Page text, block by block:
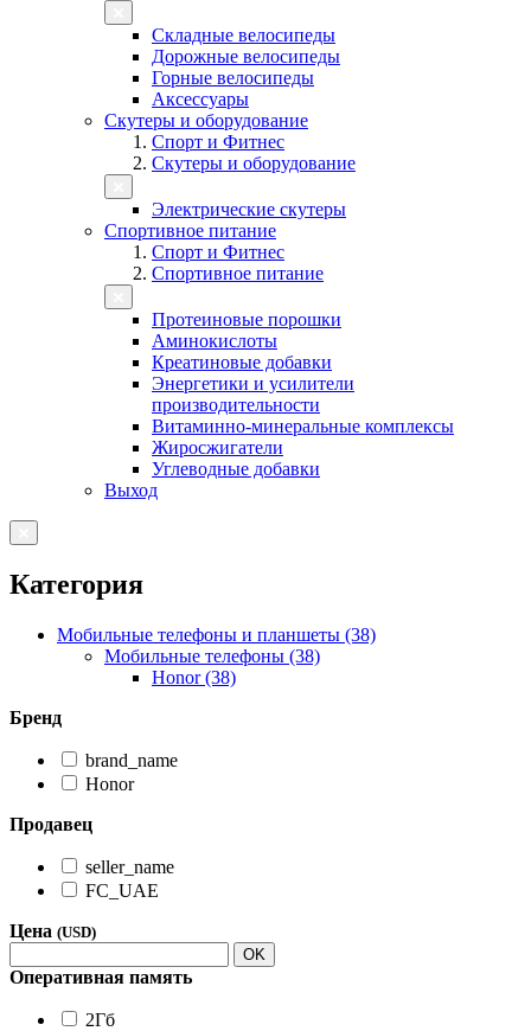
Складные велосипеды
Дорожные велосипеды
Горные велосипеды
Аксессуары
Скутеры и оборудование
Спорт и Фитнес
Скутеры и оборудование
Электрические скутеры
Спортивное питание
Спорт и Фитнес
Спортивное питание
Протеиновые порошки
Аминокислоты
Креатиновые добавки
Энергетики и усилители
производительности
Витаминно-минеральные комплексы
Жиросжигатели
Углеводные добавки
Выход
Категория
Мобильные телефоны и планшеты (38)
Мобильные телефоны (38)
Honor (38)
Бренд
brand_name
Honor
Продавец
seller_name
FC_UAE
Цена (USD)
OK
Оперативная память
2Гб